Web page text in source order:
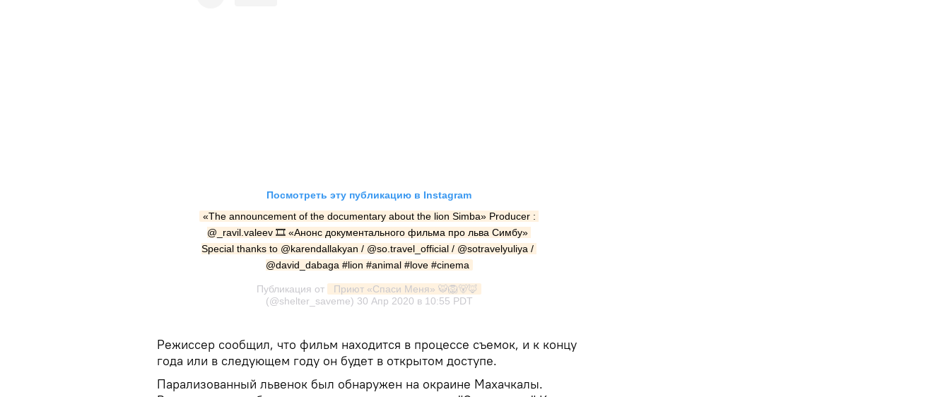
Посмотреть эту публикацию в Instagram
«The announcement of the documentary about the lion Simba» Producer :
@_ravil.valeev 🎞 «Анонс документального фильма про льва Симбу»
Special thanks to @karendallakyan / @so.travel_official / @sotravelyuliya /
@david_dabaga #lion #animal #love #cinema
Публикация от
Приют «Спаси Меня» 🐯🦁🐻🦊
(@shelter_saveme) 30 Апр 2020 в 10:55 PDT
Режиссер сообщил, что фильм находится в процессе съемок, и к концу
года или в следующем году он будет в открытом доступе.
Парализованный львенок был обнаружен на окраине Махачкалы.